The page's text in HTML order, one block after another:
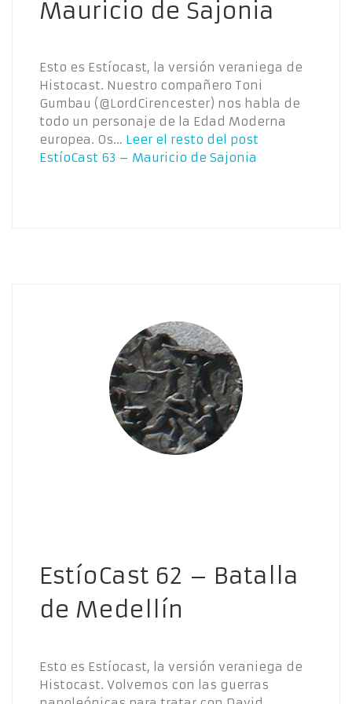
Mauricio de Sajonia
Esto es Estíocast, la versión veraniega de
Histocast. Nuestro compañero Toni
Gumbau (@LordCirencester) nos habla de
todo un personaje de la Edad Moderna
europea. Os… Leer el resto del post
EstíoCast 63 – Mauricio de Sajonia
EstíoCast 62 – Batalla
de Medellín
Esto es Estíocast, la versión veraniega de
Histocast. Volvemos con las guerras